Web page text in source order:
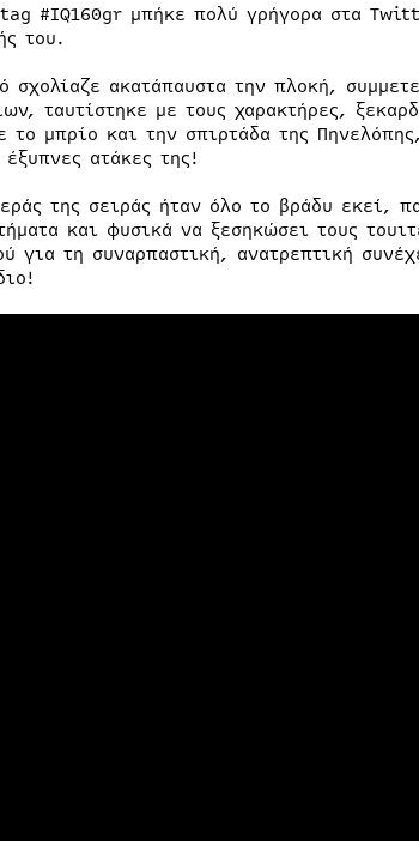
#IQ160gr μπήκε πολύ γρήγορα στα
του.
σχολίαζε ακατάπαυστα την πλοκή,
ταυτίστηκε με τους χαρακτήρες,
το μπρίο και την σπιρτάδα της
έξυπνες ατάκες της!
της σειράς ήταν όλο το βράδυ εκεί,
και φυσικά να ξεσηκώσει τους
για τη συναρπαστική, ανατρεπτική